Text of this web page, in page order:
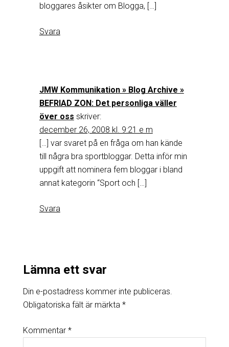
bloggares åsikter om Blogga, […]
Svara
JMW Kommunikation » Blog Archive »
BEFRIAD ZON: Det personliga väller
över oss skriver:
december 26, 2008 kl. 9:21 e m
[…] var svaret på en fråga om han kände
till några bra sportbloggar. Detta inför min
uppgift att nominera fem bloggar i bland
annat kategorin “Sport och […]
Svara
Lämna ett svar
Din e-postadress kommer inte publiceras.
Obligatoriska fält är märkta *
Kommentar *